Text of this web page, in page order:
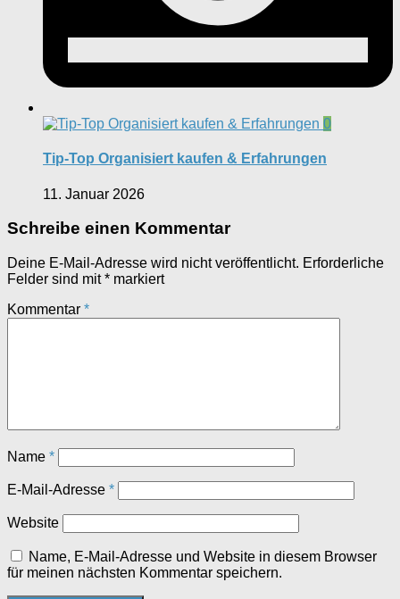
0
Tip-Top Organisiert kaufen & Erfahrungen
11. Januar 2026
Schreibe einen Kommentar
Deine E-Mail-Adresse wird nicht veröffentlicht. Erforderliche
Felder sind mit* markiert
Kommentar *
Name *
E-Mail-Adresse *
Website
Name, E-Mail-Adresse und Website in diesem Browser
für meinen nächsten Kommentar speichern.